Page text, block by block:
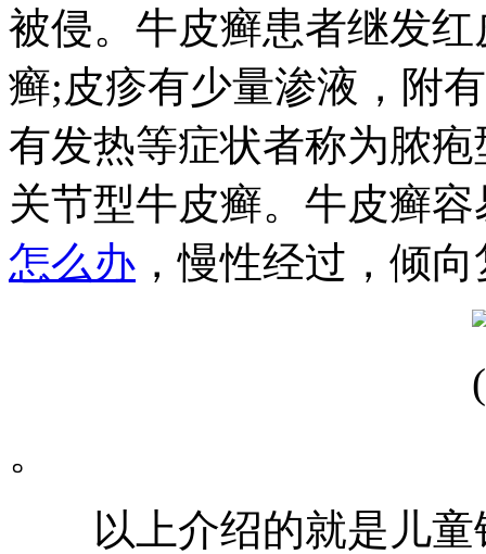
被侵。牛皮癣患者继发
癣;皮疹有少量渗液，附
有发热等症状者称为脓
关节型牛皮癣。牛皮癣
怎么办 ，慢性经过，倾
。
以上介绍的就是儿童